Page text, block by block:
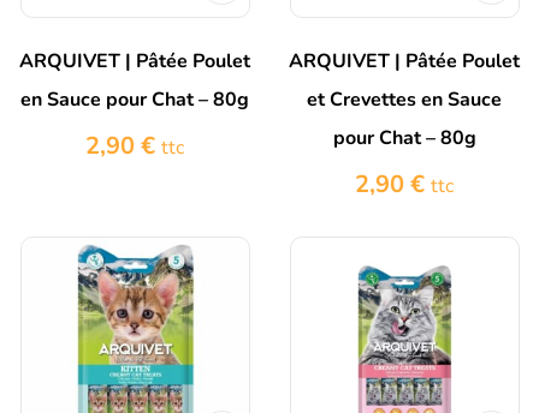
ARQUIVET | Pâtée Poulet
en Sauce pour Chat – 80g
2,90€ ttc
ARQUIVET | Pâtée Poulet
et Crevettes en Sauce
pour Chat – 80g
2,90€ ttc